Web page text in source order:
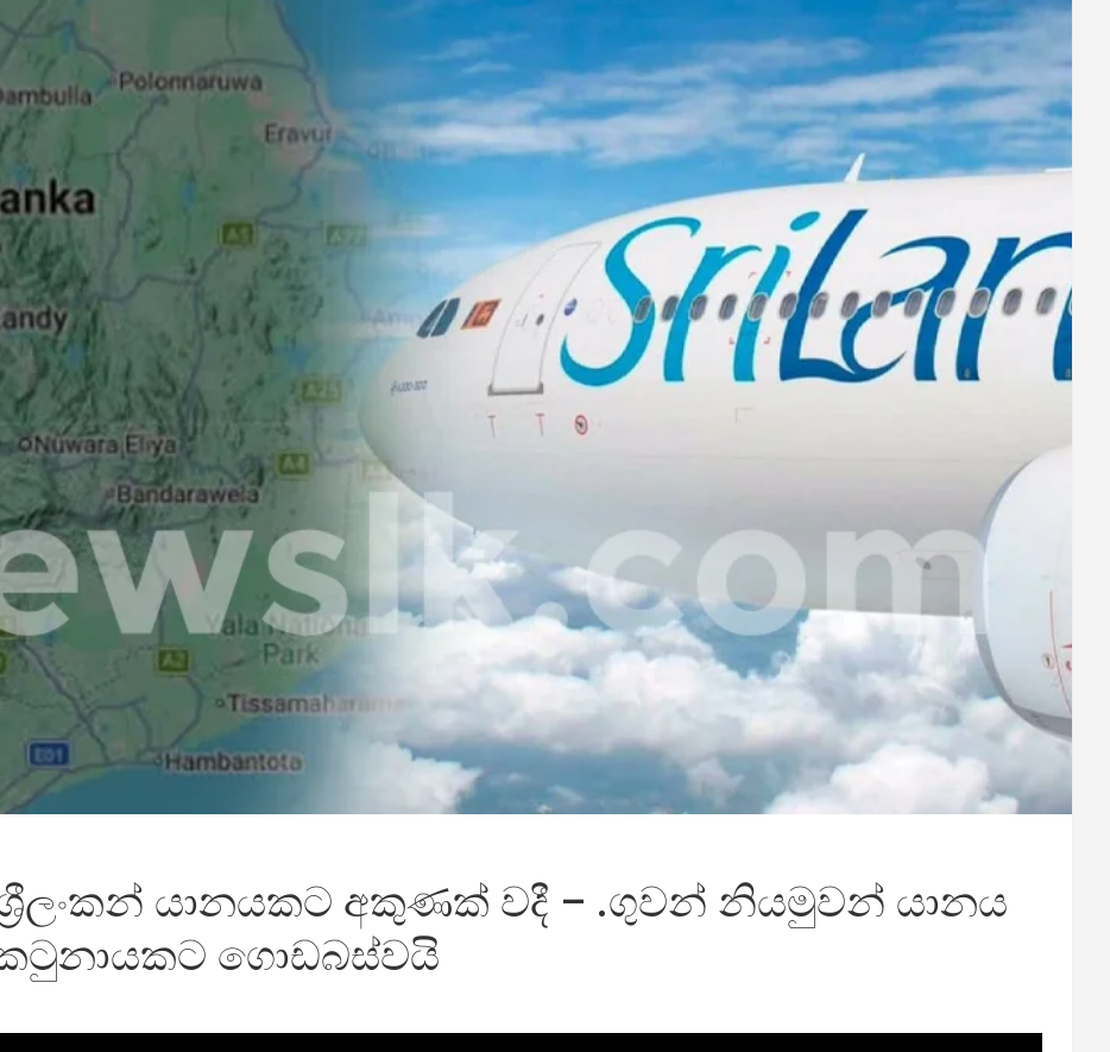
යානයකට අකුණක් වදී – .ගුවන් නියමුවන් යානය
කටුනායකට ගොඩබස්වයි